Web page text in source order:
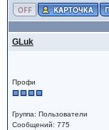
GLuk
Профи
Группа: Пользователи
Сообщений: 775